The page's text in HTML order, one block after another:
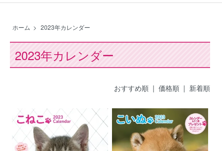
ホーム > 2023年カレンダー
2023年カレンダー
おすすめ順 | 価格順| 新着順